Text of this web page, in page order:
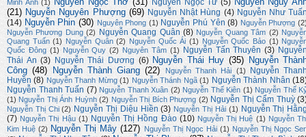
Minh Anh (1) Nguyễn Ngọc Tư (5)
(21) Nguyễn Nguyên Phượng (69) Nguyễn Nhật Hùng (4) Nguyễn Như
(14) Nguyễn Phin (30) Nguyên Phong (1) Nguyễn Phú Yên (8) Nguyễn Phượng
Nguyễn Phương Dung (2) Nguyễn Quang Quân (8) Nguyễn Quang Tâm (2)
Quang Tuấn (1) Nguyễn Quân (2) Nguyễn Quốc Ái (1) Nguyễn Quốc Bảo (1)
Quốc Đông (1) Nguyễn Quy (2) Nguyên Tâm (1) Nguyễn Tấn Thuyên (3)
Thái An (3) Nguyễn Thái Dương (6) Nguyễn Thái Huy (35)
Nguyễn
Công (48) Nguyễn Thành Giang (22) Nguyễn Thanh Hải (1)
Nguyễn
Huyền (8) Nguyễn Thanh Mừng (1) Nguyễn Thánh Ngã (1) Nguyễn Thành Nhân
Nguyễn Thanh Tuấn (7) Nguyễn Thanh Xuân (2) Nguyễn Thế Kiên (1) Nguyễn Thế
(1) Nguyễn Thị Ánh Huỳnh (2) Nguyễn Thị Bích Phượng (2) Nguyễn Thị Cẩm Thuỳ
Nguyễn Thị Chi (2) Nguyễn Thị Diệu Hiền (3) Nguyễn Thị Hải (1) Nguyễn Thị
(7) Nguyễn Thị Hậu (1) Nguyễn Thị Hồng Đào (10) Nguyễn Thị Huệ (1) Nguyễn
Kim Huệ (2) Nguyễn Thị Mây (127) Nguyễn Thị Ngọc Hải (1) Nguyễn Thị Ngọc